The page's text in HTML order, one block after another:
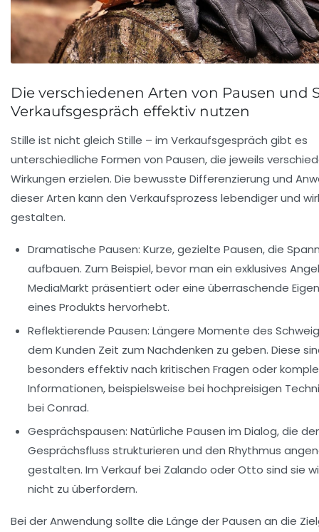
Die verschiedenen Arten von Pausen und
Verkaufsgespräch effektiv nutzen
Stille ist nicht gleich Stille – im Verkaufsgespräch gibt es
unterschiedliche Formen von Pausen, die jeweils
Wirkungen erzielen. Die bewusste Differenzierung und
dieser Arten kann den Verkaufsprozess lebendiger und
gestalten.
Dramatische Pausen: Kurze, gezielte Pausen, die
aufbauen. Zum Beispiel, bevor man ein exklusives
MediaMarkt präsentiert oder eine überraschende
eines Produkts hervorhebt.
Reflektierende Pausen: Längere Momente des
dem Kunden Zeit zum Nachdenken zu geben. Diese
besonders effektiv nach kritischen Fragen oder
Informationen, beispielsweise bei hochpreisigen
bei Conrad.
Gesprächspausen: Natürliche Pausen im Dialog, die
Gesprächsfluss strukturieren und den Rhythmus
gestalten. Im Verkauf bei Zalando oder Otto sind sie
nicht zu überfordern.
Bei der Anwendung sollte die Länge der Pausen an die